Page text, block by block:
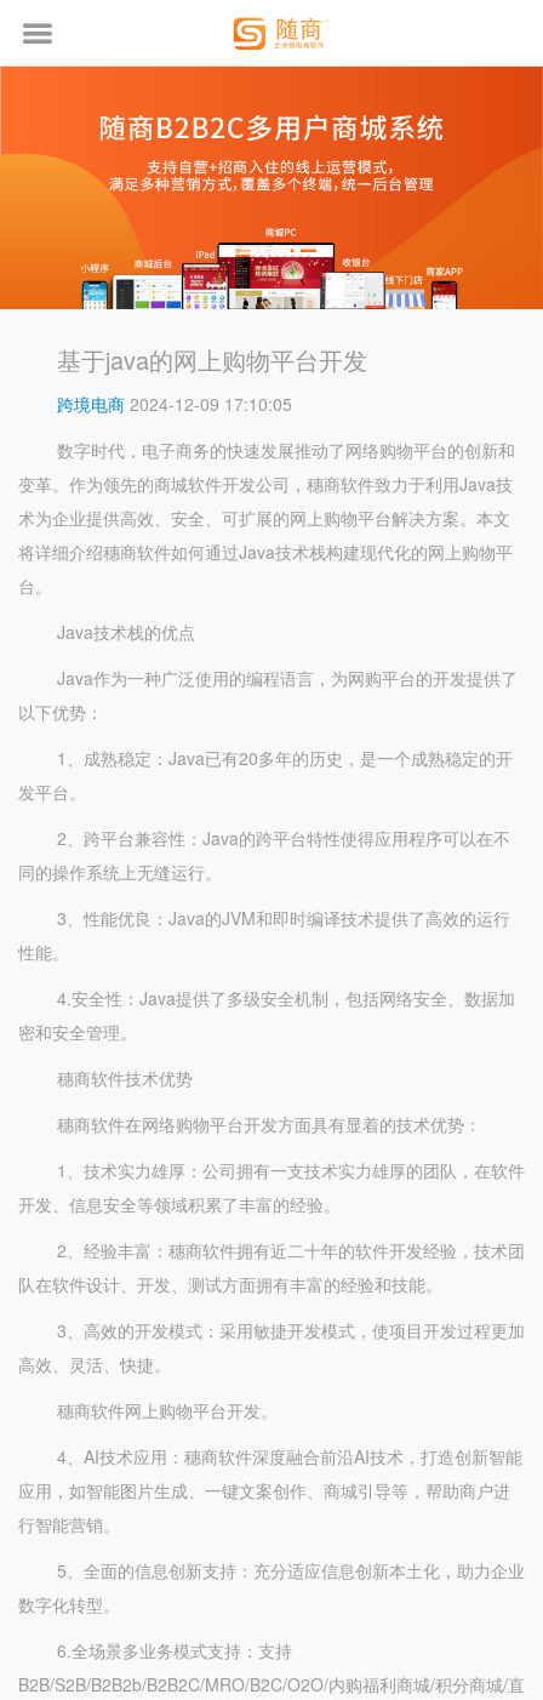
基于java的网上购物平台开发
跨境电商 2024-12-09 17:10:05
数字时代，电子商务的快速发展推动了网络购物平台的创新和
变革。作为领先的商城软件开发公司，穗商软件致力于利用Java技
术为企业提供高效、安全、可扩展的网上购物平台解决方案。本文
将详细介绍穗商软件如何通过Java技术栈构建现代化的网上购物平
台。
Java技术栈的优点
Java作为一种广泛使用的编程语言，为网购平台的开发提供了
以下优势：
1、成熟稳定：Java已有20多年的历史，是一个成熟稳定的开
发平台。
2、跨平台兼容性：Java的跨平台特性使得应用程序可以在不
同的操作系统上无缝运行。
3、性能优良：Java的JVM和即时编译技术提供了高效的运行
性能。
4.安全性：Java提供了多级安全机制，包括网络安全、数据加
密和安全管理。
穗商软件技术优势
穗商软件在网络购物平台开发方面具有显着的技术优势：
1、技术实力雄厚：公司拥有一支技术实力雄厚的团队，在软件
开发、信息安全等领域积累了丰富的经验。
2、经验丰富：穗商软件拥有近二十年的软件开发经验，技术团
队在软件设计、开发、测试方面拥有丰富的经验和技能。
3、高效的开发模式：采用敏捷开发模式，使项目开发过程更加
高效、灵活、快捷。
穗商软件网上购物平台开发。
4、AI技术应用：穗商软件深度融合前沿AI技术，打造创新智能
应用，如智能图片生成、一键文案创作、商城引导等，帮助商户进
行智能营销。
5、全面的信息创新支持：充分适应信息创新本土化，助力企业
数字化转型。
6.全场景多业务模式支持：支持
B2B/S2B/B2B2b/B2B2C/MRO/B2C/O2O/内购福利商城/积分商城/直